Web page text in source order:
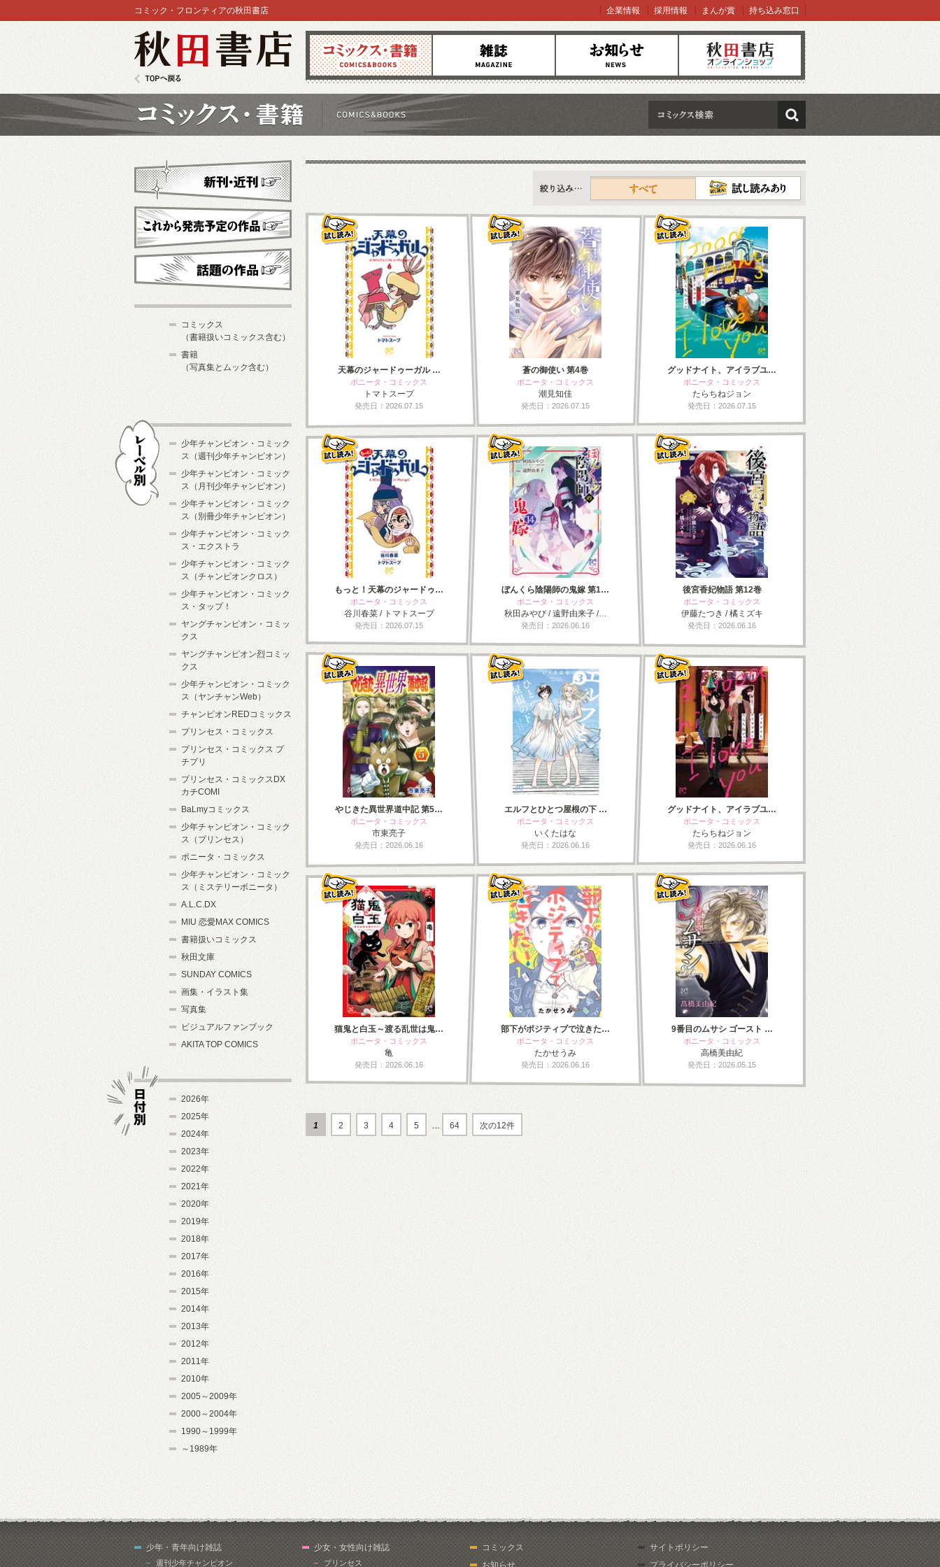
コミックス 雑誌 お知らせ オンラインショップ
コミック・フロンティアの秋田書店 企業情報 採用情報 まんが賞 持ち込み窓口
検索
新刊情報
すべて
天幕のジャードゥーガル …
ボニータ・コミックス
トマトスープ
発売日：2026.07.15
蒼の御使い 第4巻
ボニータ・コミックス
潮見知佳
発売日：2026.07.15
グッドナイト、アイラブユ…
ボニータ・コミックス
たらちねジョン
発売日：2026.07.15
もっと！天幕のジャードゥ…
ボニータ・コミックス
谷川春菜 / トマトスープ
発売日：2026.07.15
ぼんくら陰陽師の鬼嫁 第1…
ボニータ・コミックス
秋田みやび / 遠野由来子 /…
発売日：2026.06.16
後宮香妃物語 第12巻
ボニータ・コミックス
伊藤たつき / 橘ミズキ
発売日：2026.06.16
やじきた異世界道中記 第5…
ボニータ・コミックス
市東亮子
発売日：2026.06.16
エルフとひとつ屋根の下 …
ボニータ・コミックス
いくたはな
発売日：2026.06.16
グッドナイト、アイラブユ…
ボニータ・コミックス
たらちねジョン
発売日：2026.06.16
猫鬼と白玉～渡る乱世は鬼…
ボニータ・コミックス
亀
発売日：2026.06.16
部下がポジティブで泣きた…
ボニータ・コミックス
たかせうみ
発売日：2026.06.16
9番目のムサシ ゴースト …
ボニータ・コミックス
高橋美由紀
発売日：2026.05.15
1 2 3 4 5 … 64 次の12件
新刊・近刊
これから発売予定
コミックス
（書籍扱いコミックス含む）
書籍
（写真集とムック含む）
少年チャンピオン・コミック
ス（週刊少年チャンピオン）
少年チャンピオン・コミック
ス（月刊少年チャンピオン）
少年チャンピオン・コミック
ス（別冊少年チャンピオン）
少年チャンピオン・コミック
ス・エクストラ
少年チャンピオン・コミック
ス（チャンピオンクロス）
少年チャンピオン・コミック
ス・タップ！
ヤングチャンピオン・コミッ
クス
ヤングチャンピオン烈コミッ
クス
少年チャンピオン・コミック
ス（ヤンチャンWeb）
チャンピオンREDコミックス
プリンセス・コミックス
プリンセス・コミックス プ
チプリ
プリンセス・コミックスDX
カチCOMI
BaLmyコミックス
少年チャンピオン・コミック
ス（プリンセス）
ボニータ・コミックス
少年チャンピオン・コミック
ス（ミステリーボニータ）
A.L.C.DX
MIU 恋愛MAX COMICS
書籍扱いコミックス
秋田文庫
SUNDAY COMICS
画集・イラスト集
写真集
ビジュアルファンブック
AKITA TOP COMICS
2026年
2025年
2024年
2023年
2022年
2021年
2020年
2019年
2018年
2017年
2016年
2015年
2014年
2013年
2012年
2011年
2010年
2005～2009年
2000～2004年
1990～1999年
～1989年
少年・青年向け雑誌
週刊少年チャンピオン
少女・女性向け雑誌
プリンセス
コミックス
お知らせ
サイトポリシー
プライバシーポリシー